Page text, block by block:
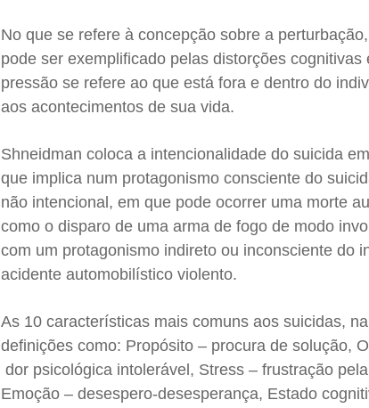
No que se refere à concepção sobre a
pode ser exemplificado pelas distorções
pressão se refere ao que está fora e dentro do
aos acontecimentos de sua vida.
Shneidman coloca a intencionalidade do suicida
que implica num protagonismo consciente do
não intencional, em que pode ocorrer uma morte
como o disparo de uma arma de fogo de modo
com um protagonismo indireto ou inconsciente do
acidente automobilístico violento.
As 10 características mais comuns aos suicidas,
definições como: Propósito – procura de solução,
dor psicológica intolerável, Stress – frustração
Emoção – desespero-desesperança, Estado